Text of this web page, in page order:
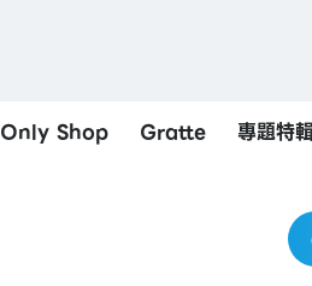
Only Shop Gratte 專題特